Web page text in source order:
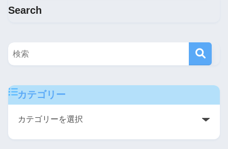
Search
カテゴリー